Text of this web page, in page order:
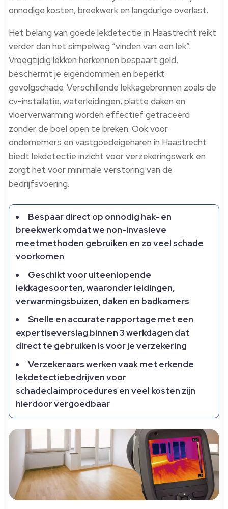
onnodige kosten, breekwerk en langdurige overlast.​
Het belang van goede lekdetectie in Haastrecht reikt
verder dan het simpelweg “vinden van een lek”.​
Vroegtijdig lekken herkennen bespaart geld,
beschermt je eigendommen en beperkt
gevolgschade.​ Verschillende lekkagebronnen zoals de
cv-installatie, waterleidingen, platte daken en
vloerverwarming worden effectief getraceerd
zonder de boel open te breken.​ Ook voor
ondernemers en vastgoedeigenaren in Haastrecht
biedt lekdetectie inzicht voor verzekeringswerk en
zorgt het voor minimale verstoring van de
bedrijfsvoering.​
Bespaar direct op onnodig hak- en
breekwerk omdat we non-invasieve
meetmethoden gebruiken en zo veel schade
voorkomen
Geschikt voor uiteenlopende
lekkagesoorten, waaronder leidingen,
verwarmingsbuizen, daken en badkamers
Snelle en accurate rapportage met een
expertiseverslag binnen 3 werkdagen dat
direct te gebruiken is voor je verzekering
Verzekeraars werken vaak met erkende
lekdetectiebedrijven voor
schadeclaimprocedures en veel kosten zijn
hierdoor vergoedbaar